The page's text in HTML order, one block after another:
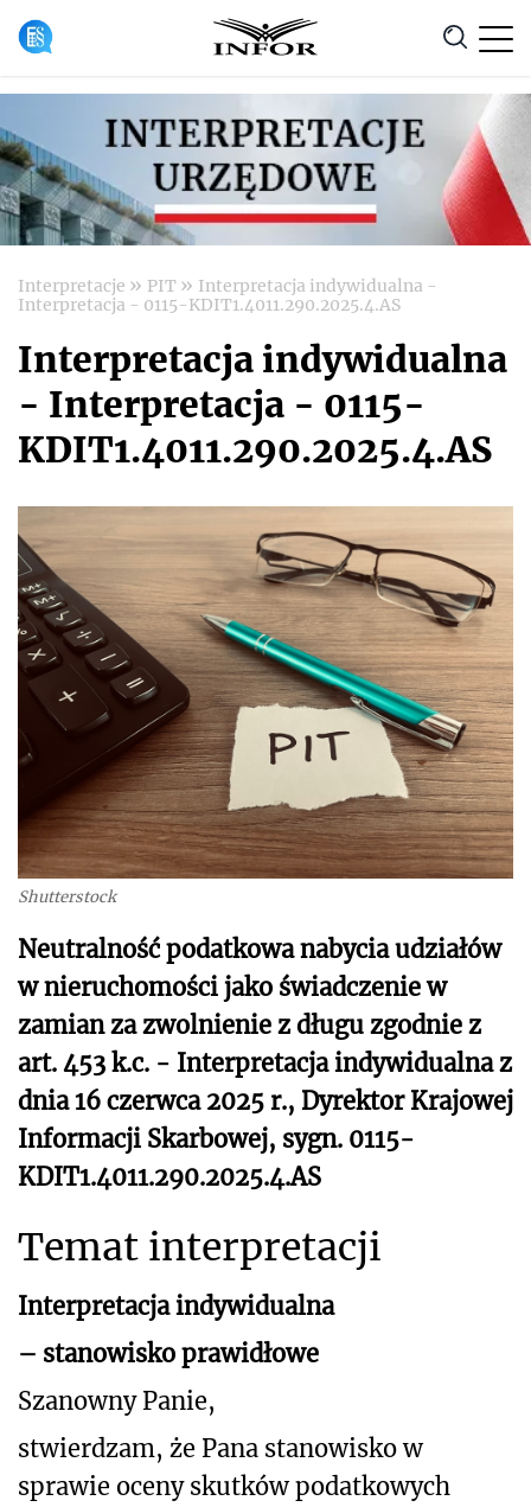
Anuluj
Interpretacje » PIT » Interpretacja indywidualna -
Interpretacja - 0115-KDIT1.4011.290.2025.4.AS
Interpretacja indywidualna
- Interpretacja - 0115-
KDIT1.4011.290.2025.4.AS
Shutterstock
Neutralność podatkowa nabycia udziałów
w nieruchomości jako świadczenie w
zamian za zwolnienie z długu zgodnie z
art. 453 k.c. - Interpretacja indywidualna z
dnia 16 czerwca 2025 r., Dyrektor Krajowej
Informacji Skarbowej, sygn. 0115-
KDIT1.4011.290.2025.4.AS
Temat interpretacji
Interpretacja indywidualna
– stanowisko prawidłowe
Szanowny Panie,
stwierdzam, że Pana stanowisko w
sprawie oceny skutków podatkowych